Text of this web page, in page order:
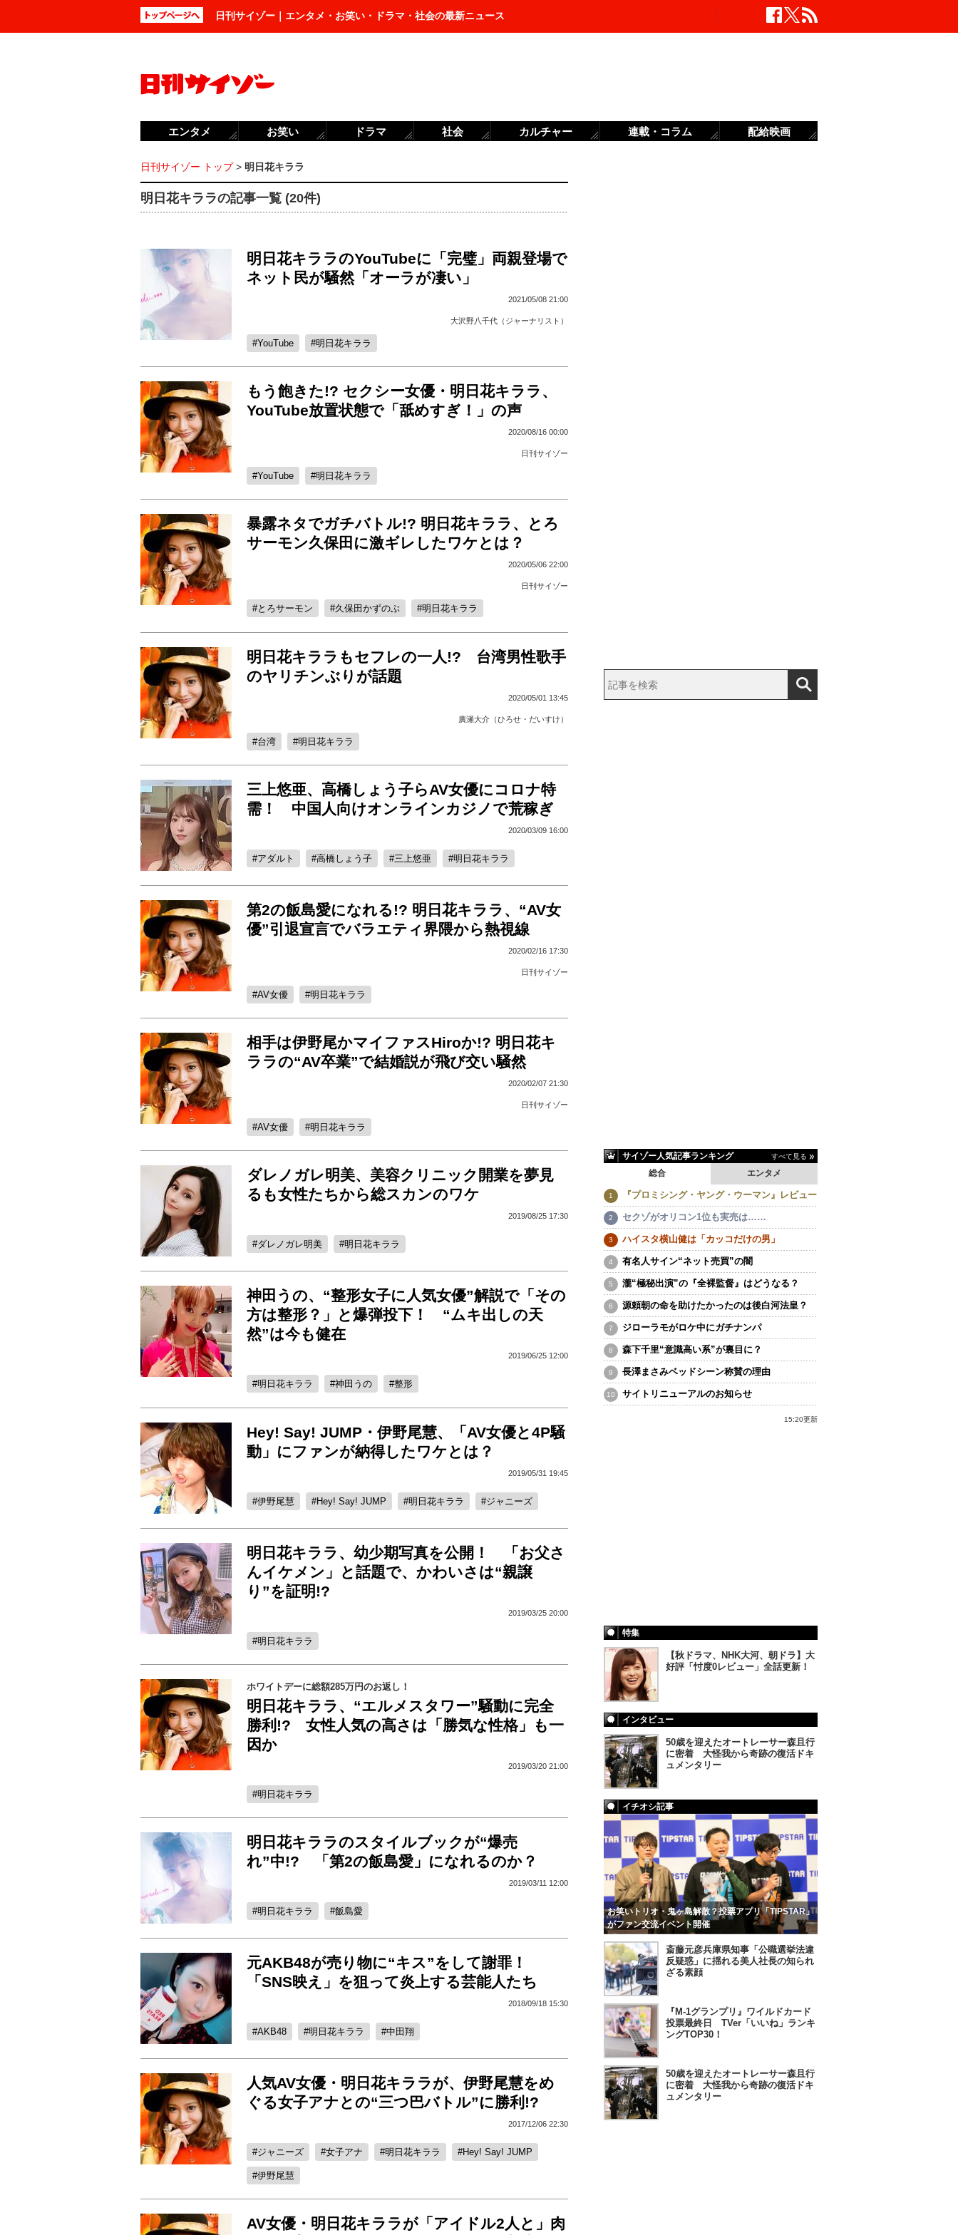
日刊サイゾー｜エンタメ・お笑い・ドラマ・社会の最新ニュース
日刊サイゾー トップ> 明日花キララ
明日花キララの記事一覧 (20件)
明日花キララのYouTubeに「完璧」両親登場で
ネット民が騒然「オーラが凄い」
2021/05/08 21:00
大沢野八千代（ジャーナリスト）
YouTube 明日花キララ
もう飽きた!? セクシー女優・明日花キララ、
YouTube放置状態で「舐めすぎ！」の声
2020/08/16 00:00
日刊サイゾー
YouTube 明日花キララ
暴露ネタでガチバトル!? 明日花キララ、とろ
サーモン久保田に激ギレしたワケとは？
2020/05/06 22:00
日刊サイゾー
とろサーモン 久保田かずのぶ 明日花キララ
明日花キララもセフレの一人!? 台湾男性歌手
のヤリチンぶりが話題
2020/05/01 13:45
廣瀬大介（ひろせ・だいすけ）
台湾 明日花キララ
三上悠亜、高橋しょう子らAV女優にコロナ特
需！ 中国人向けオンラインカジノで荒稼ぎ
2020/03/09 16:00
アダルト 高橋しょう子 三上悠亜 明日花キララ
第2の飯島愛になれる!? 明日花キララ、“AV女
優”引退宣言でバラエティ界隈から熱視線
2020/02/16 17:30
日刊サイゾー
AV女優 明日花キララ
相手は伊野尾かマイファスHiroか!? 明日花キ
ララの“AV卒業”で結婚説が飛び交い騒然
2020/02/07 21:30
日刊サイゾー
AV女優 明日花キララ
ダレノガレ明美、美容クリニック開業を夢見
るも女性たちから総スカンのワケ
2019/08/25 17:30
ダレノガレ明美 明日花キララ
神田うの、“整形女子に人気女優”解説で「その
方は整形？」と爆弾投下！ “ムキ出しの天
然”は今も健在
2019/06/25 12:00
明日花キララ 神田うの 整形
Hey! Say! JUMP・伊野尾慧、「AV女優と4P騒
動」にファンが納得したワケとは？
2019/05/31 19:45
伊野尾慧 Hey! Say! JUMP 明日花キララ ジャニーズ
明日花キララ、幼少期写真を公開！ 「お父さ
んイケメン」と話題で、かわいさは“親譲
り”を証明!?
2019/03/25 20:00
明日花キララ
ホワイトデーに総額285万円のお返し！
明日花キララ、“エルメスタワー”騒動に完全
勝利!? 女性人気の高さは「勝気な性格」も一
因か
2019/03/20 21:00
明日花キララ
明日花キララのスタイルブックが“爆売
れ”中!? 「第2の飯島愛」になれるのか？
2019/03/11 12:00
明日花キララ 飯島愛
元AKB48が売り物に“キス”をして謝罪！
「SNS映え」を狙って炎上する芸能人たち
2018/09/18 15:30
AKB48 明日花キララ 中田翔
人気AV女優・明日花キララが、伊野尾慧をめ
ぐる女子アナとの“三つ巴バトル”に勝利!?
2017/12/06 22:30
ジャニーズ 女子アナ 明日花キララ Hey! Say! JUMP
伊野尾慧
AV女優・明日花キララが「アイドル2人と」肉
サイゾー人気記事ランキング すべて見る
エンタメ
総合
『プロミシング・ヤング・ウーマン』レビュー
セクゾがオリコン1位も実売は……
ハイスタ横山健は「カッコだけの男」
有名人サイン“ネット売買”の闇
瀧“極秘出演”の『全裸監督』はどうなる？
源頼朝の命を助けたかったのは後白河法皇？
ジローラモがロケ中にガチナンパ
森下千里“意識高い系”が裏目に？
長澤まさみベッドシーン称賛の理由
サイトリニューアルのお知らせ
15:20更新
特集
【秋ドラマ、NHK大河、朝ドラ】大
好評「忖度0レビュー」全話更新！
インタビュー
50歳を迎えたオートレーサー森且行
に密着 大怪我から奇跡の復活ドキ
ュメンタリー
イチオシ記事
お笑いトリオ・鬼ヶ島解散？投票アプリ「TIPSTAR」
がファン交流イベント開催
斎藤元彦兵庫県知事「公職選挙法違
反疑惑」に揺れる美人社長の知られ
ざる素顔
『M-1グランプリ』ワイルドカード
投票最終日 TVer「いいね」ランキ
ングTOP30！
50歳を迎えたオートレーサー森且行
に密着 大怪我から奇跡の復活ドキ
ュメンタリー
エンタメ お笑い ドラマ 社会 カルチャー 連載・コラム 配給映画